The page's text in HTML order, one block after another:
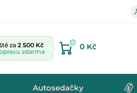
za 2 500 Kč
zdarma
0 0 Kč
Autosedačky